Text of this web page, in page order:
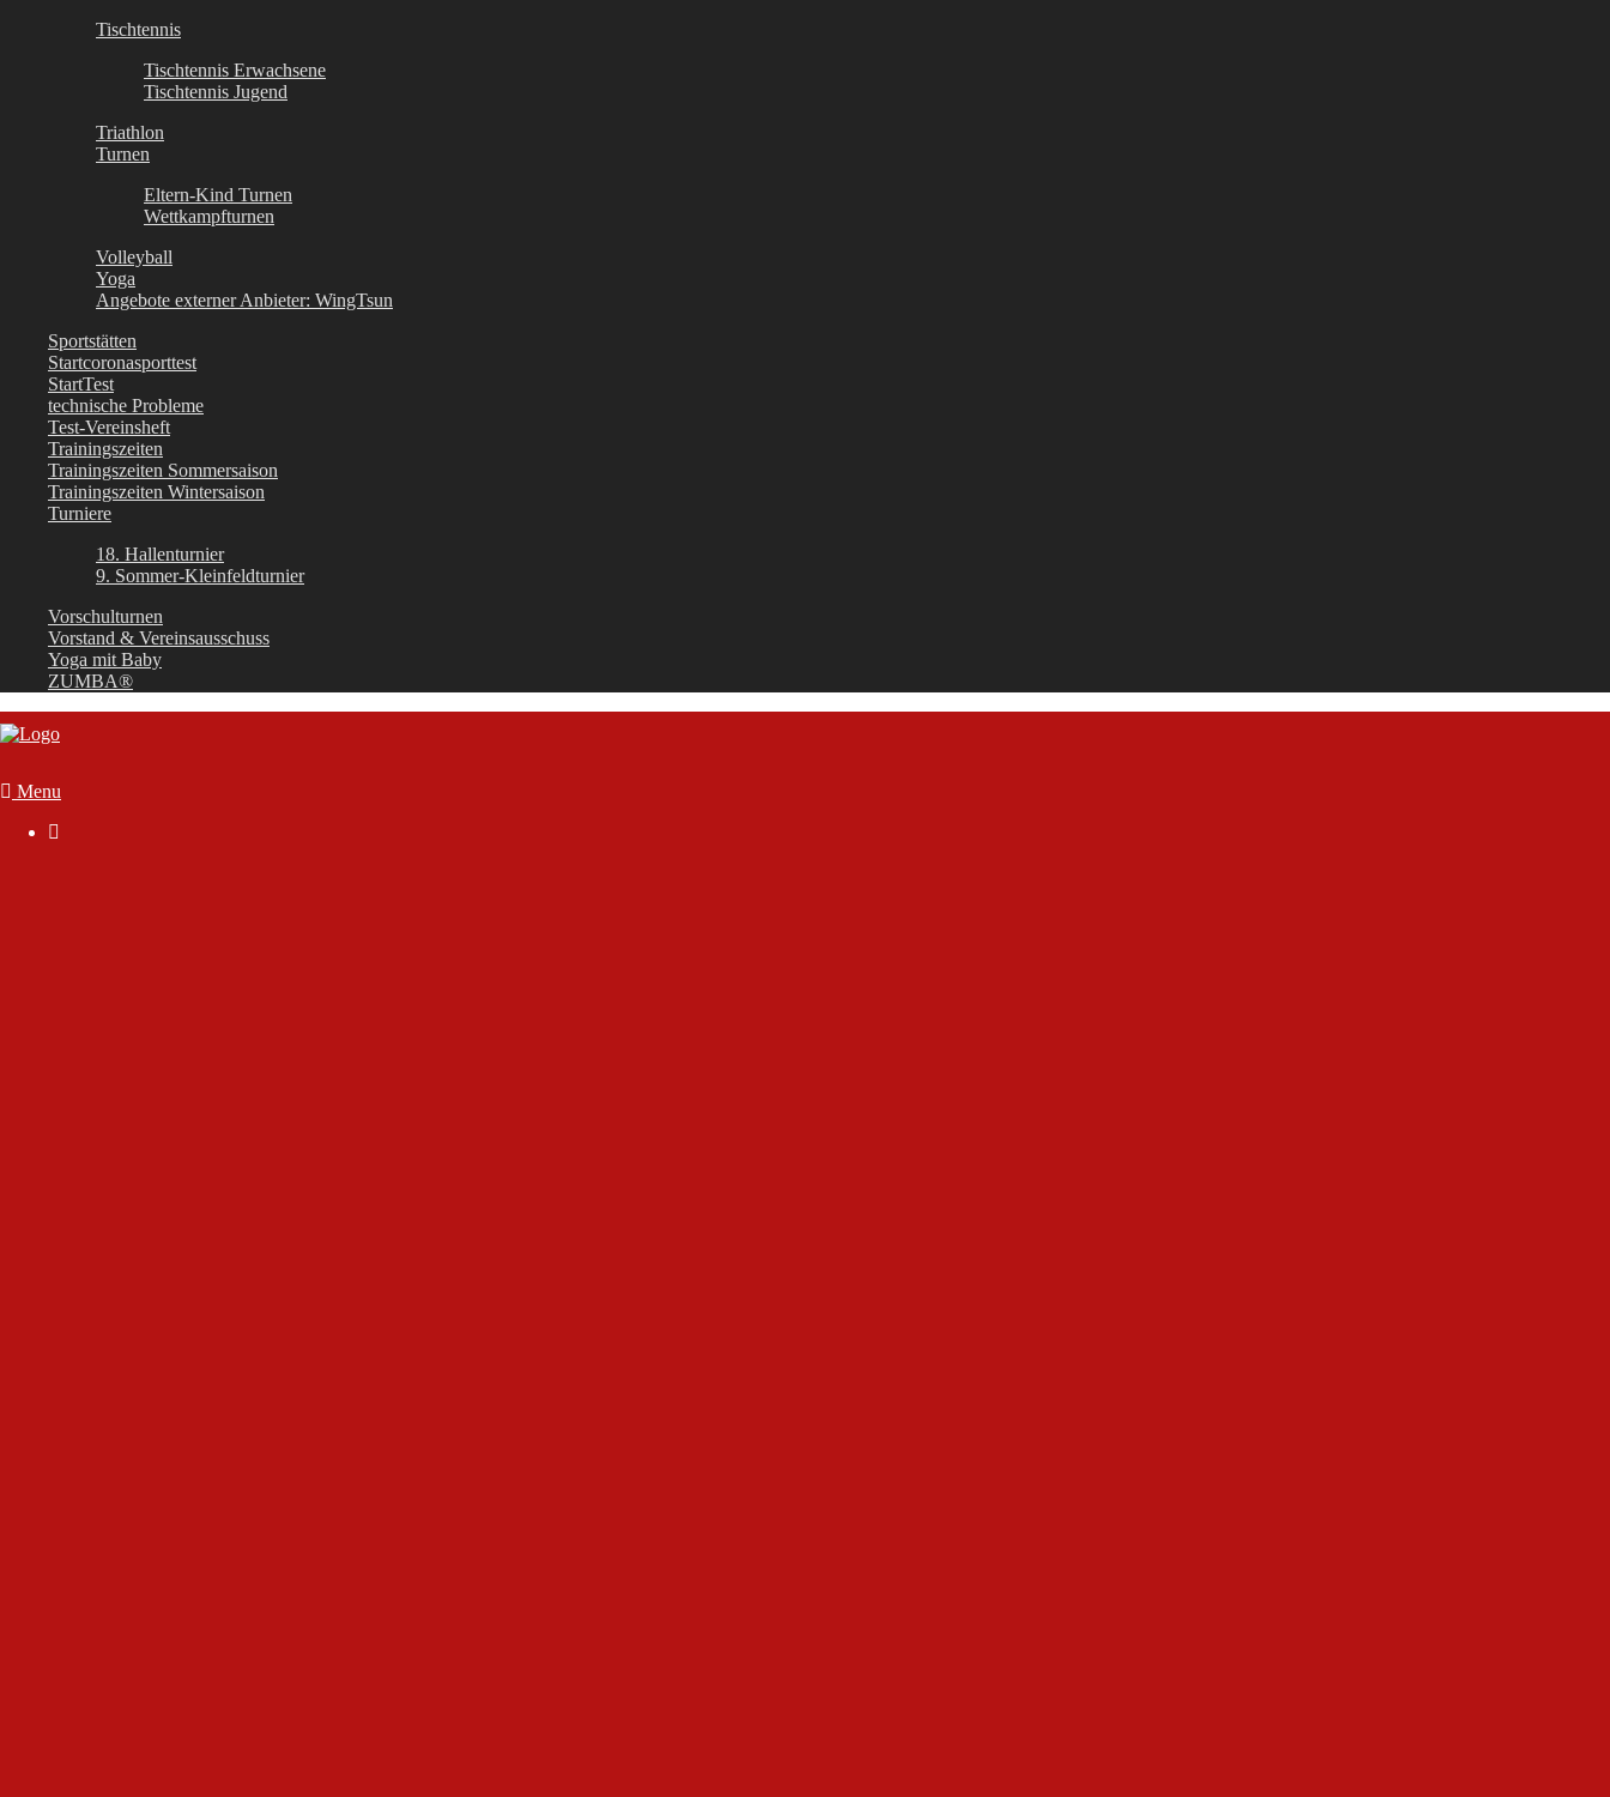
Tischtennis
Tischtennis Erwachsene
Tischtennis Jugend
Triathlon
Turnen
Eltern-Kind Turnen
Wettkampfturnen
Volleyball
Yoga
Angebote externer Anbieter: WingTsun
Sportstätten
Startcoronasporttest
StartTest
technische Probleme
Test-Vereinsheft
Trainingszeiten
Trainingszeiten Sommersaison
Trainingszeiten Wintersaison
Turniere
18. Hallenturnier
9. Sommer-Kleinfeldturnier
Vorschulturnen
Vorstand & Vereinsausschuss
Yoga mit Baby
ZUMBA®
Menu
